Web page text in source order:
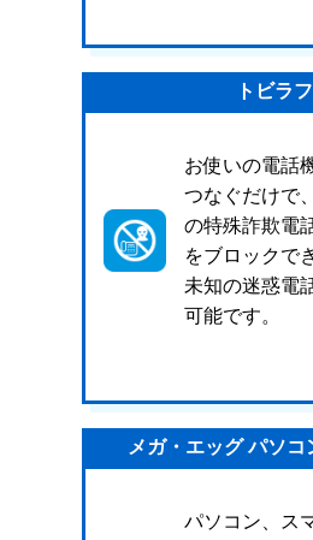
トビラ
お使いの電話
つなぐだけで
の特殊詐欺電
をブロックで
未知の迷惑電
可能です。
メガ・エッグ パソ
パソコン、ス